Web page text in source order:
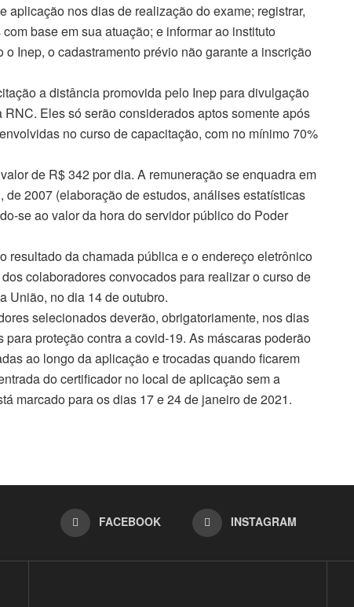
aplicação nos dias de realização do exame; registrar,
base em sua atuação; e informar ao instituto
Inep, o cadastramento prévio não garante a inscrição
a distância promovida pelo Inep para divulgação
Eles só serão considerados aptos somente após
no curso de capacitação, com no mínimo 70%
de R$ 342 por dia. A remuneração se enquadra em
2007 (elaboração de estudos, análises estatísticas
se ao valor da hora do servidor público do Poder
resultado da chamada pública e o endereço eletrônico
colaboradores convocados para realizar o curso de
União, no dia 14 de outubro.
selecionados deverão, obrigatoriamente, nos dias
proteção contra a covid-19. As máscaras poderão
ao longo da aplicação e trocadas quando ficarem
do certificador no local de aplicação sem a
marcado para os dias 17 e 24 de janeiro de 2021.
FACEBOOK INSTAGRAM